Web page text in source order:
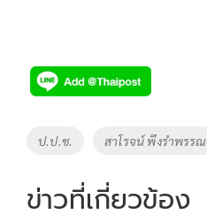
Tags
ป.ป.ช. สาโรจน์ พึงรำพรรณ
ข่าวที่เกี่ยวข้อง